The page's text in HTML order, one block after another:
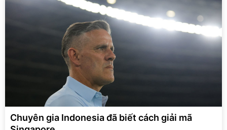
Chuyên gia Indonesia đã biết cách giải mã